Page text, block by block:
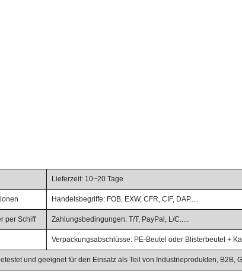
Lieferzeit: 10~20 Tage
Handelsbegriffe: FOB, EXW, CFR, CIF, DAP.....
per Schiff Zahlungsbedingungen: T/T, PayPal, L/C.....
Verpackungsabschlüsse: PE-Beutel oder Blisterbeutel +
und geeignet für den Einsatz als Teil von Industrieprodukten, B2B,